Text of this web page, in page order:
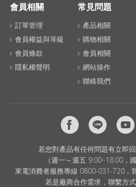
會員相關
訂單管理
會員權益與等級
會員條款
隱私權聲明
常見問題
產品相關
購物相關
會員相關
網站操作
聯絡我們
若您對產品有任何問題有立即
（週一～週五 9:00~18:00，
來電消費者服務專線 0800-031-720，
若是廠商合作需求，聯繫方式